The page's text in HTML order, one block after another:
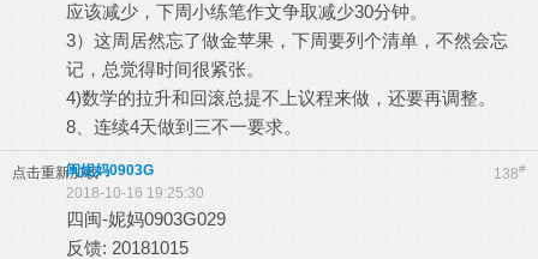
应该减少，下周小练笔作文争取减少30分钟。
3）这周居然忘了做金苹果，下周要列个清单，不然会忘
记，总觉得时间很紧张。
4)数学的拉升和回滚总提不上议程来做，还要再调整。
8、连续4天做到三不一要求。
点击重新加载 138#
闽妮妈0903G
2018-10-16 19:25:30
四闽-妮妈0903G029
反馈: 20181015